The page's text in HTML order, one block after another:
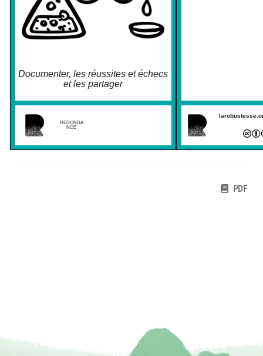
Documenter, les réussites et échecs
et les partager
REDONDA
NCE
PDF